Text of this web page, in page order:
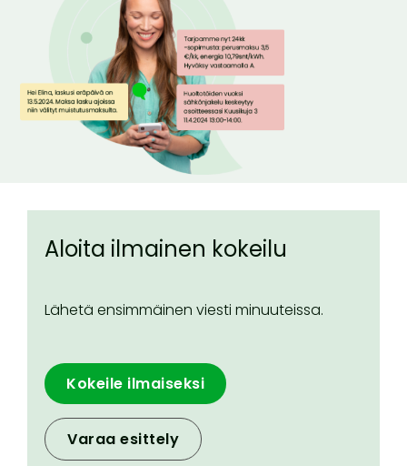
Aloita ilmainen kokeilu
Lähetä ensimmäinen viesti minuuteissa.
Kokeile ilmaiseksi
Varaa esittely